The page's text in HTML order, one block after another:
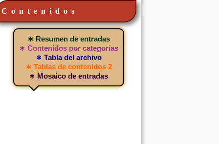
Contenidos
∗ Resumen de entradas
∗ Contenidos por categorías
∗ Tabla del archivo
∗ Tablas de contenidos 2
∗ Mosaico de entradas